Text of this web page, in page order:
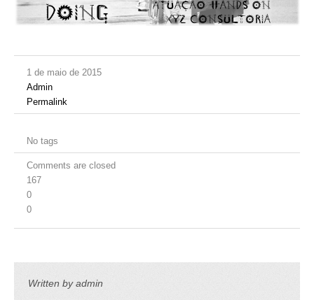
1 de maio de 2015
Admin
Permalink
No tags
Comments are closed
167
0
0
Written byadmin